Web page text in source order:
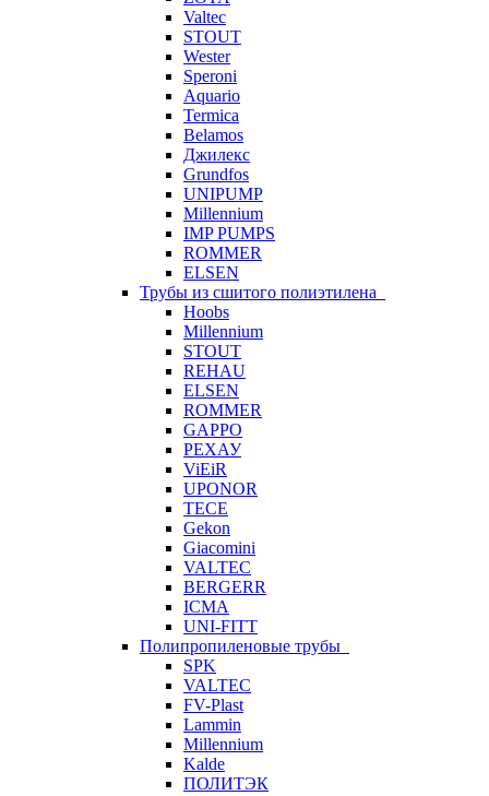
Valtec
STOUT
Wester
Speroni
Aquario
Termica
Belamos
Джилекс
Grundfos
UNIPUMP
Millennium
IMP PUMPS
ROMMER
ELSEN
Трубы из сшитого полиэтилена
Hoobs
Millennium
STOUT
REHAU
ELSEN
ROMMER
GAPPO
РЕХАУ
ViEiR
UPONOR
TECE
Gekon
Giacomini
VALTEC
BERGERR
ICMA
UNI-FITT
Полипропиленовые трубы
SPK
VALTEC
FV-Plast
Lammin
Millennium
Kalde
ПОЛИТЭК